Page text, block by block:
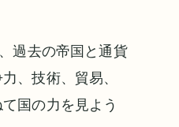
過去の帝国と通貨
、技術、貿易、
国の力を見よう